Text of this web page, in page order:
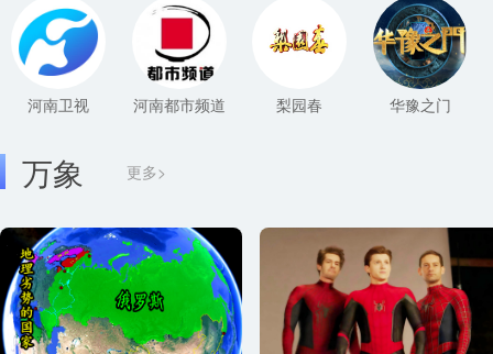
河南卫视 河南都市频道 梨园春 华豫之门
更多>
万象